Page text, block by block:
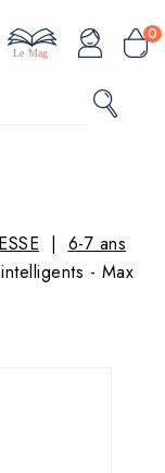
0
Le Mag
6-7 ans
- Max